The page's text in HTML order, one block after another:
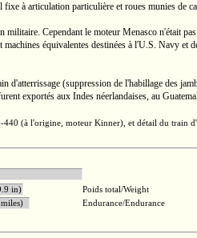
à articulation particulière et roues munies de
Cependant le moteur Menasco n'était
équivalentes destinées à l'U.S. Navy et
d'atterrissage (suppression de l'habillage des
exportés aux Indes néerlandaises, au
440 (à l'origine, moteur Kinner), et détail du train
L-365-1
in) Poids total/Weight
Endurance/Endurance